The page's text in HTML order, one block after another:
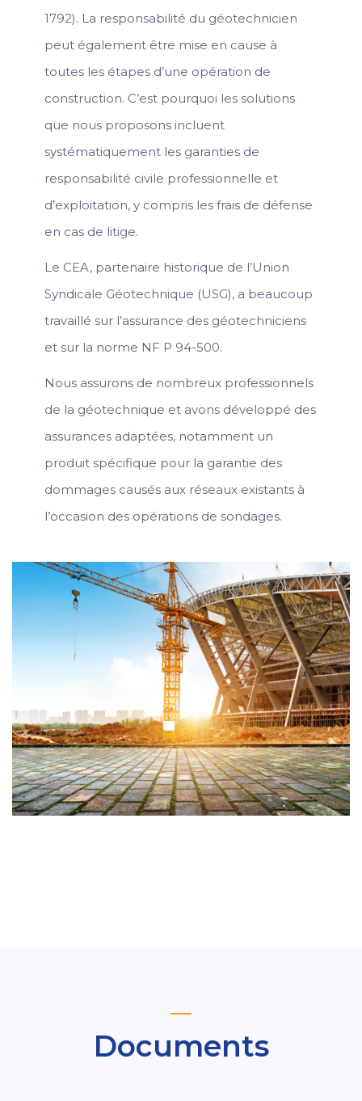
1792). La responsabilité du géotechnicien
peut également être mise en cause à
toutes les étapes d’une opération de
construction. C’est pourquoi les solutions
que nous proposons incluent
systématiquement les garanties de
responsabilité civile professionnelle et
d’exploitation, y compris les frais de défense
en cas de litige.
Le CEA, partenaire historique de l’Union
Syndicale Géotechnique (USG), a beaucoup
travaillé sur l’assurance des géotechniciens
et sur la norme NF P 94-500.
Nous assurons de nombreux professionnels
de la géotechnique et avons développé des
assurances adaptées, notamment un
produit spécifique pour la garantie des
dommages causés aux réseaux existants à
l’occasion des opérations de sondages.
Documents